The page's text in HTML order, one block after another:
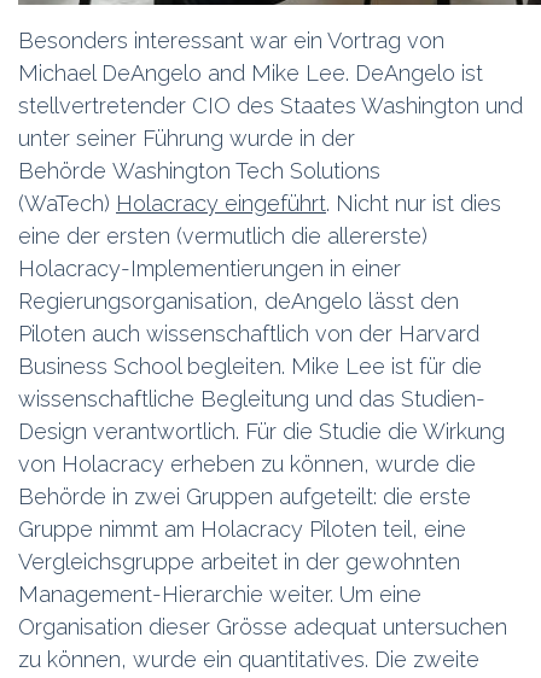
Besonders interessant war ein Vortrag von
Michael DeAngelo and Mike Lee. DeAngelo ist
stellvertretender CIO des Staates Washington und
unter seiner Führung wurde in der
Behörde Washington Tech Solutions
(WaTech) Holacracy eingeführt. Nicht nur ist dies
eine der ersten (vermutlich die allererste)
Holacracy-Implementierungen in einer
Regierungsorganisation, deAngelo lässt den
Piloten auch wissenschaftlich von der Harvard
Business School begleiten. Mike Lee ist für die
wissenschaftliche Begleitung und das Studien-
Design verantwortlich. Für die Studie die Wirkung
von Holacracy erheben zu können, wurde die
Behörde in zwei Gruppen aufgeteilt: die erste
Gruppe nimmt am Holacracy Piloten teil, eine
Vergleichsgruppe arbeitet in der gewohnten
Management-Hierarchie weiter. Um eine
Organisation dieser Grösse adequat untersuchen
zu können, wurde ein quantitatives. Die zweite